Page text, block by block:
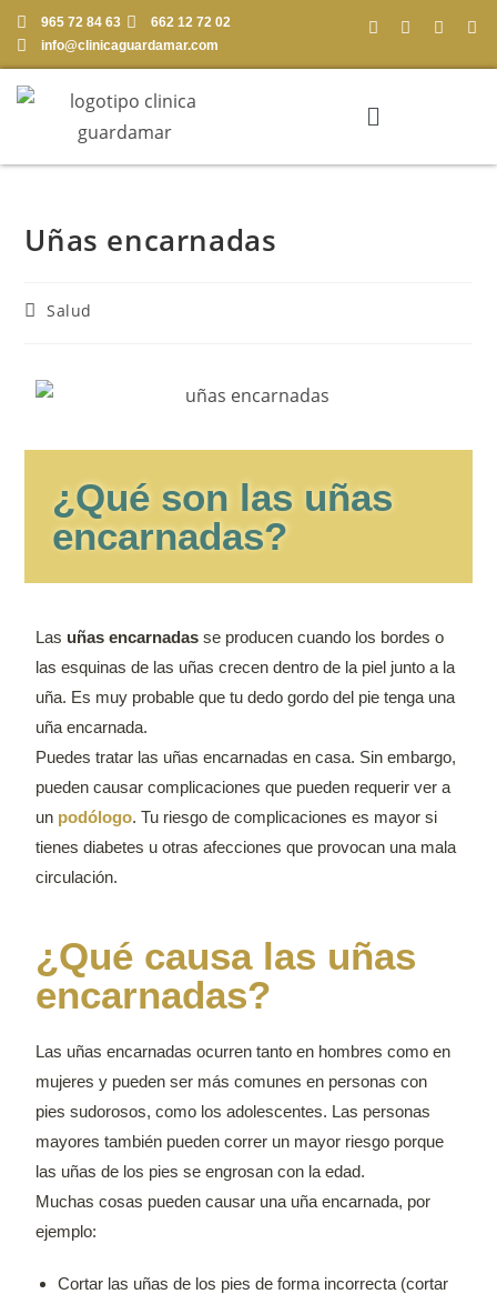
965 72 84 63
662 12 72 02
info@clinicaguardamar.com
Uñas encarnadas
Salud
¿Qué son las uñas
encarnadas?
Las uñas encarnadas se producen cuando los bordes o
las esquinas de las uñas crecen dentro de la piel junto a la
uña. Es muy probable que tu dedo gordo del pie tenga una
uña encarnada.
Puedes tratar las uñas encarnadas en casa. Sin embargo,
pueden causar complicaciones que pueden requerir ver a
un podólogo. Tu riesgo de complicaciones es mayor si
tienes diabetes u otras afecciones que provocan una mala
circulación.
¿Qué causa las uñas
encarnadas?
Las uñas encarnadas ocurren tanto en hombres como en
mujeres y pueden ser más comunes en personas con
pies sudorosos, como los adolescentes. Las personas
mayores también pueden correr un mayor riesgo porque
las uñas de los pies se engrosan con la edad.
Muchas cosas pueden causar una uña encarnada, por
ejemplo:
Cortar las uñas de los pies de forma incorrecta (cortar